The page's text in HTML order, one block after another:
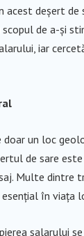
acest deșert
de a-și
iar
doar un loc
de sare
Multe dintre
în viața
salarului